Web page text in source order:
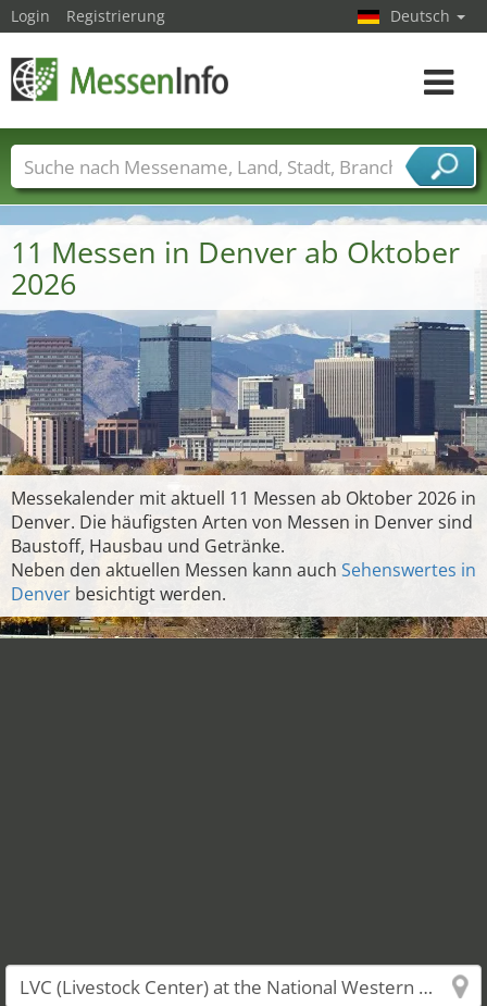
11 Messen in Denver ab Oktober
2026
Messekalender mit aktuell 11 Messen ab Oktober 2026 in
Denver. Die häufigsten Arten von Messen in Denver sind
Baustoff, Hausbau und Getränke.
Neben den aktuellen Messen kann auch Sehenswertes in
Denver besichtigt werden.
Login Registrierung Deutsch
Toggle
Messenamen Länder Städte
Branchen
Dienstleisterbranchen